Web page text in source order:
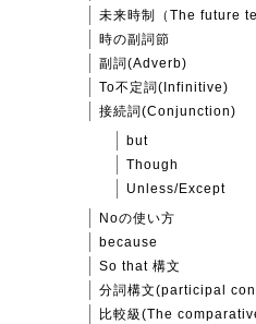
未来時制（The future
時の副詞節
副詞(Adverb)
To不定詞(Infinitive)
接続詞(Conjunction)
but
Though
Unless/Except
Noの使い方
because
So that 構文
分詞構文(participal
比較級(The